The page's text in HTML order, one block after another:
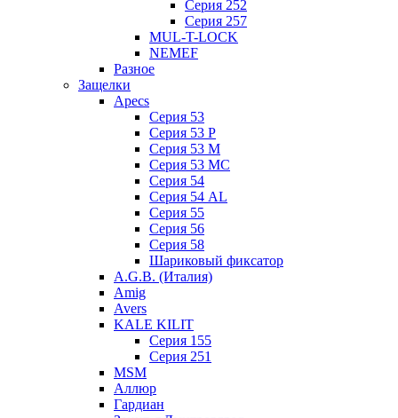
Серия 252
Серия 257
MUL-T-LOCK
NEMEF
Разное
Защелки
Apecs
Серия 53
Серия 53 P
Серия 53 М
Серия 53 МC
Серия 54
Серия 54 AL
Серия 55
Серия 56
Серия 58
Шариковый фиксатор
A.G.B. (Италия)
Amig
Avers
KALE KILIT
Серия 155
Серия 251
MSM
Аллюр
Гардиан